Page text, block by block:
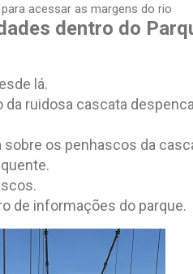
acessar as margens do rio
dentro do
lá.
ruidosa cascata
os penhascos da
de informações do parque.